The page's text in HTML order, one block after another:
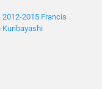
2015 Francis
Kuribayashi